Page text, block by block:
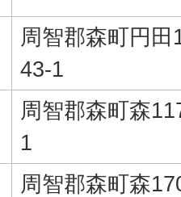
周智郡森町円田
43-1
周智郡森町森
1
周智郡森町森